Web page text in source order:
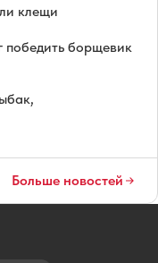
клещи
победить борщевик
Больше новостей